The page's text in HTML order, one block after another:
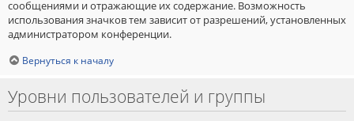
сообщениями и отражающие их содержание. Возможность
использования значков тем зависит от разрешений, установленных
администратором конференции.
Вернуться к началу
Уровни пользователей и группы